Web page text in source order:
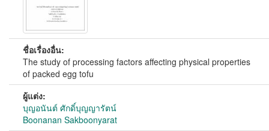
ชื่อเรื่องอื่น:
The study of processing factors affecting physical properties
of packed egg tofu
ผู้แต่ง:
บุญอนันต์ ศักดิ์บุญญารัตน์
Boonanan Sakboonyarat